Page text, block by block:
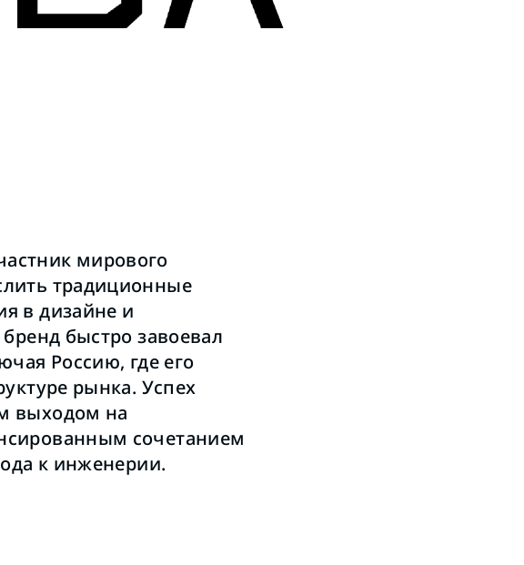
мирового
традиционные
в дизайне и
быстро завоевал
Россию, где его
рынка. Успех
выходом на
сочетанием
к инженерии.